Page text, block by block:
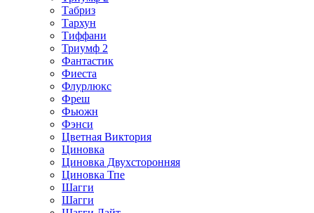
Табриз
Тархун
Тиффани
Триумф 2
Фантастик
Фиеста
Флурлюкс
Фреш
Фьюжн
Фэнси
Цветная Виктория
Циновка
Циновка Двухсторонняя
Циновка Тпе
Шaгги
Шагги